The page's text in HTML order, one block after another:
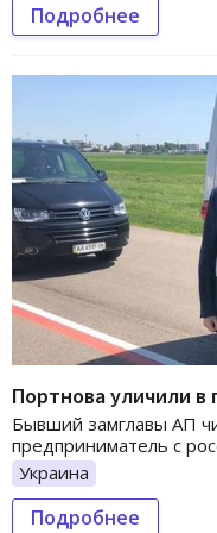
Подробнее
Портнова уличили
Бывший замглавы АП
предприниматель с
Украина
Подробнее